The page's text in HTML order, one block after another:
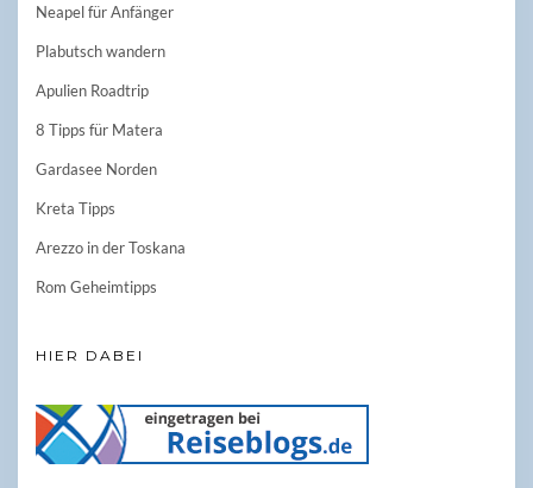
Neapel für Anfänger
Plabutsch wandern
Apulien Roadtrip
8 Tipps für Matera
Gardasee Norden
Kreta Tipps
Arezzo in der Toskana
Rom Geheimtipps
HIER DABEI